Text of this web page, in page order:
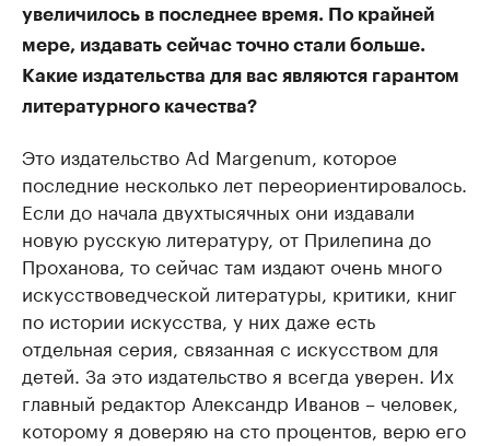
увеличилось в последнее время. По крайней
мере, издавать сейчас точно стали больше.
Какие издательства для вас являются гарантом
литературного качества?
Это издательство Ad Margenum, которое
последние несколько лет переориентировалось.
Если до начала двухтысячных они издавали
новую русскую литературу, от Прилепина до
Проханова, то сейчас там издают очень много
искусствоведческой литературы, критики, книг
по истории искусства, у них даже есть
отдельная серия, связанная с искусством для
детей. За это издательство я всегда уверен. Их
главный редактор Александр Иванов – человек,
которому я доверяю на сто процентов, верю его